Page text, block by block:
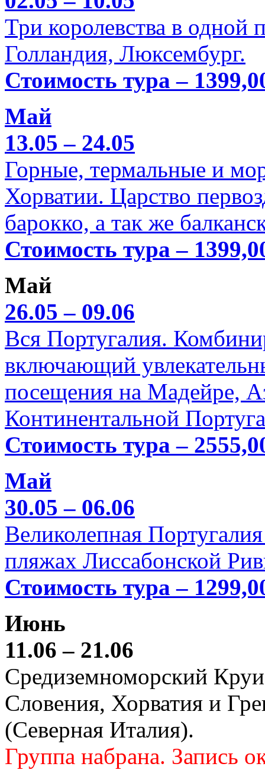
Три королевства в одной
Голландия, Люксембург.
Стоимость тура –
Май
13.05 – 24.05
Горные, термальные и
Хорватии. Царство
барокко, а так же
Стоимость тура –
Май
26.05 – 09.06
Вся Португалия.
включающий
посещения на Мадейре,
Континентальной
Стоимость тура –
Май
30.05 – 06.06
Великолепная
пляжах Лиссабонской
Стоимость тура –
Июнь
11.06 – 21.06
Средиземноморский
Словения, Хорватия и
(Северная Италия).
Группа набрана. Запись